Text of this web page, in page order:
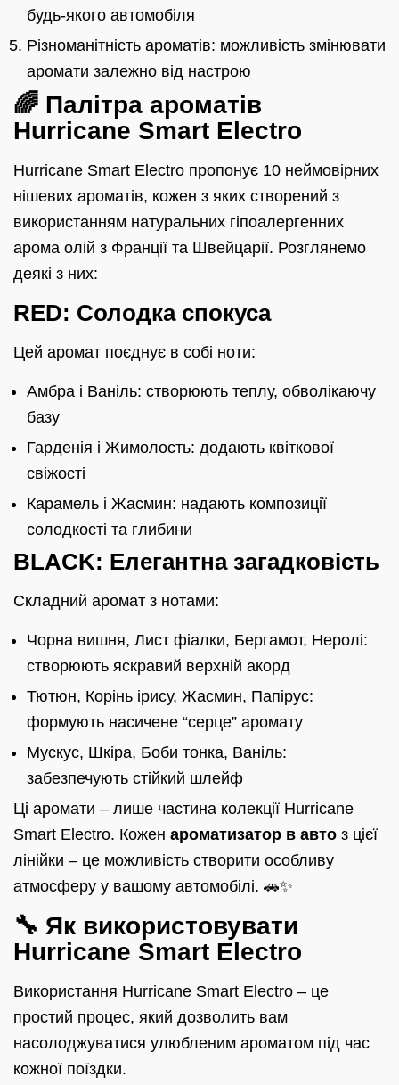
будь-якого автомобіля
Різноманітність ароматів: можливість змінювати
аромати залежно від настрою
🌈 Палітра ароматів
Hurricane Smart Electro
Hurricane Smart Electro пропонує 10 неймовірних
нішевих ароматів, кожен з яких створений з
використанням натуральних гіпоалергенних
арома олій з Франції та Швейцарії. Розглянемо
деякі з них:
RED: Солодка спокуса
Цей аромат поєднує в собі ноти:
Амбра і Ваніль: створюють теплу, обволікаючу
базу
Гарденія і Жимолость: додають квіткової
свіжості
Карамель і Жасмин: надають композиції
солодкості та глибини
BLACK: Елегантна загадковість
Складний аромат з нотами:
Чорна вишня, Лист фіалки, Бергамот, Неролі:
створюють яскравий верхній акорд
Тютюн, Корінь ірису, Жасмин, Папірус:
формують насичене “серце” аромату
Мускус, Шкіра, Боби тонка, Ваніль:
забезпечують стійкий шлейф
Ці аромати – лише частина колекції Hurricane
Smart Electro. Кожен ароматизатор в авто з цієї
лінійки – це можливість створити особливу
атмосферу у вашому автомобілі. 🚗✨
🔧 Як використовувати
Hurricane Smart Electro
Використання Hurricane Smart Electro – це
простий процес, який дозволить вам
насолоджуватися улюбленим ароматом під час
кожної поїздки.